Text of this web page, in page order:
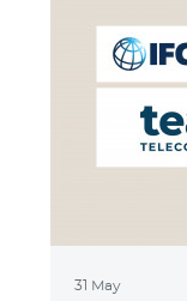
31 May